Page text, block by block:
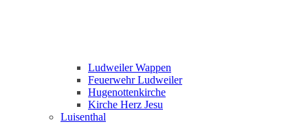
Ludweiler Wappen
Feuerwehr Ludweiler
Hugenottenkirche
Kirche Herz Jesu
Luisenthal